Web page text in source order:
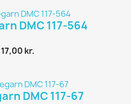
DMC 117-564
17,00 kr.
DMC 117-67